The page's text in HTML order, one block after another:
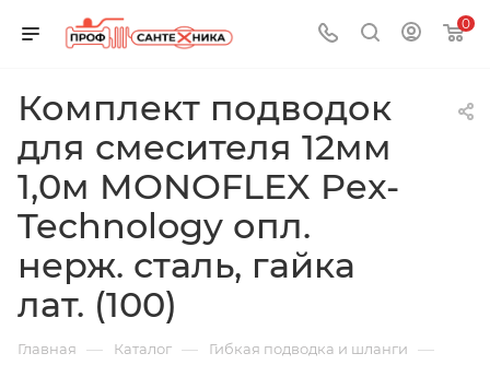
0
Комплект подводок
для смесителя 12мм
1,0м MONOFLEX Pex-
Technology опл.
нерж. сталь, гайка
лат. (100)
Главная — Каталог — Гибкая подводка и шланги —